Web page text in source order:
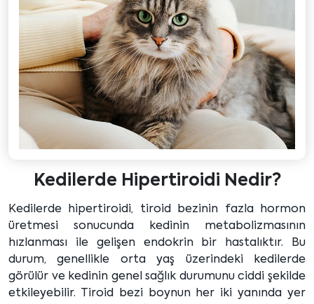
Kedilerde Hipertiroidi Nedir?
Kedilerde hipertiroidi, tiroid bezinin fazla hormon
üretmesi sonucunda kedinin metabolizmasının
hızlanması ile gelişen endokrin bir hastalıktır. Bu
durum, genellikle orta yaş üzerindeki kedilerde
görülür ve kedinin genel sağlık durumunu ciddi şekilde
etkileyebilir. Tiroid bezi boynun her iki yanında yer